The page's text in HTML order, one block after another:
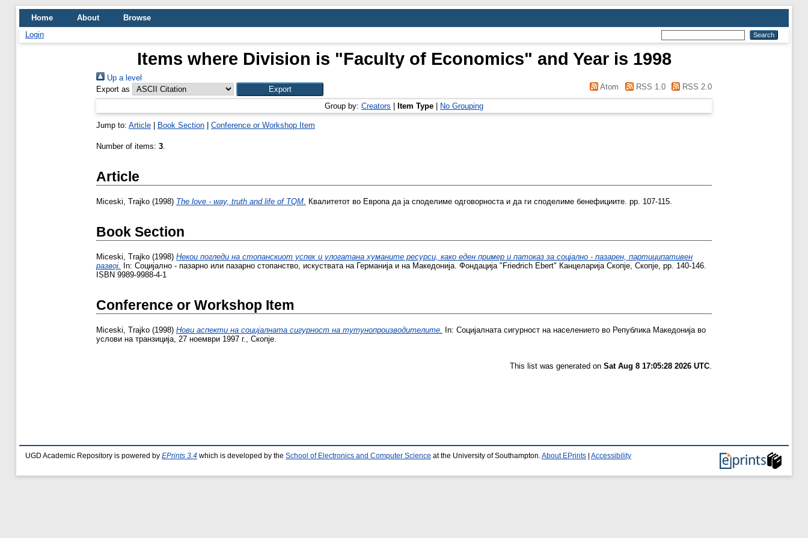
Home About
Browse
Login
Items where Division is "Faculty of Economics" and Year is 1998
Up a level
Export as
Atom RSS 1.0 RSS 2.0
Group by: Creators Item Type No Grouping
Jump to: Article Book Section Conference or Workshop Item
Number of items: 3.
Article
Miceski, Trajko (1998) The love - way, truth and life of TQM. Квалитетот во Европа да ја споделиме одговорноста и да ги споделиме бенефициите. pp. 107-115.
Book Section
Miceski, Trajko (1998) Некои погледи на стопанскиот успех и улогатана хуманите ресурси, како еден пример и патоказ за соцјално - пазарен, партиципативен
развој.
In: Социјално - пазарно или пазарно стопанство, искуствата на Германија и на Македонија. Фондација "Friedrich Ebert" Канцеларија Скопје, Скопје, pp. 140-146.
ISBN 9989-9988-4-1
Conference or Workshop Item
Miceski, Trajko (1998) Нови аспекти на социјалната сигурност на тутунопроизводителите.
In: Социјалната сигурност на населението во Република Македонија во
услови на транзиција, 27 ноември 1997 г., Скопје.
This list was generated on Sat Aug 8 17:05:28 2026 UTC.
UGD Academic Repository is powered by EPrints 3.4 which is developed by the School of Electronics and Computer Science at the University of Southampton. About EPrints Accessibility